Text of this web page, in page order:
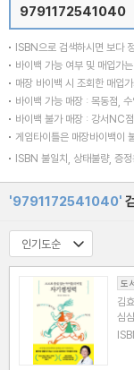
ISBN으로 검색하시면 보다
바이백 가능 여부 및 매입가
매장 바이백 시 조회한 매입
바이백 가능 매장 : 목동점,
바이백 불가 매장 : 강서NC
게임타이틀은 매장바이백이
ISBN 불일치, 상태불량, 증
'9791172541040'
도
김
심심